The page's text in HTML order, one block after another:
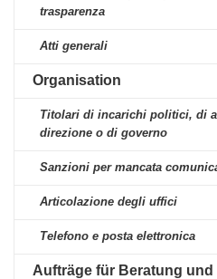
trasparenza
Atti generali
Organisation
Titolari di incarichi politici, di
direzione o di governo
Sanzioni per mancata
Articolazione degli uffici
Telefono e posta elettronica
Aufträge für Beratung und